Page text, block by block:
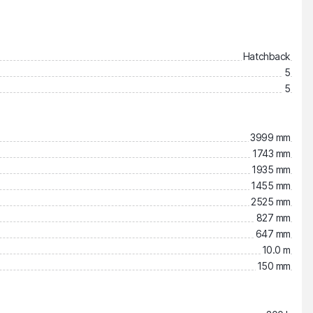
Hatchback
5
5
3999 mm
1743 mm
1935 mm
1455 mm
2525 mm
827 mm
647 mm
10.0 m
150 mm